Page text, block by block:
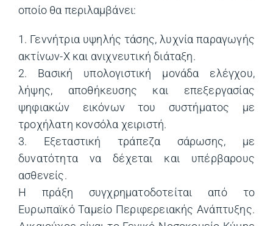
οποίο θα περιλαμβάνει:
1. Γεννήτρια υψηλής τάσης, λυχνία παραγωγής
ακτίνων-Χ και ανιχνευτική διάταξη.
2. Βασική υπολογιστική μονάδα ελέγχου,
λήψης, αποθήκευσης και επεξεργασίας
ψηφιακών εικόνων του συστήματος με
τροχήλατη κονσόλα χειριστή.
3. Εξεταστική τράπεζα σάρωσης, με
δυνατότητα να δέχεται και υπέρβαρους
ασθενείς.
Η πράξη συγχρηματοδοτείται από το
Ευρωπαϊκό Ταμείο Περιφερειακής Ανάπτυξης.